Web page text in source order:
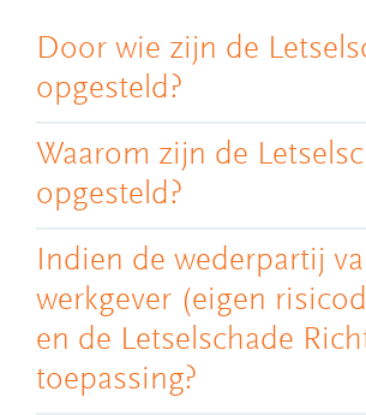
Door wie zijn de
opgesteld?
Waarom zijn de
opgesteld?
Indien de wederpartij
werkgever (eigen
en de Letselschade
toepassing?